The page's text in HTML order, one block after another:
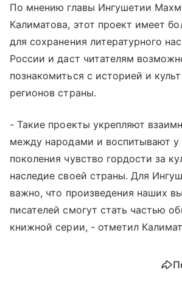
По мнению главы Ингушетии
Калиматова, этот проект имеет
для сохранения литературного
России и даст читателям
познакомиться с историей и
регионов страны.
- Такие проекты укрепляют
между народами и воспитывают у
поколения чувство гордости за
наследие своей страны. Для
важно, что произведения наших
писателей смогут стать частью
книжной серии, - отметил